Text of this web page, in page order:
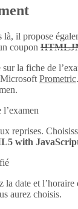
là, il propose
coupon
la fiche de
Prometric
reprises.
with
la date et l’horaire
aurez choisis.